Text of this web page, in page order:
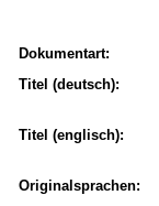
Dokumentart:
Titel (deutsch):
Titel (englisch):
Originalsprachen: